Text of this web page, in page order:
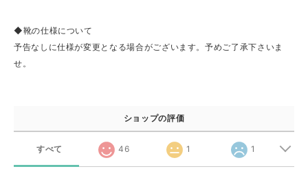
◆靴の仕様について
予告なしに仕様が変更となる場合がございます。予めご了承下さいま
せ。
ショップの評価
すべて 46 1 1